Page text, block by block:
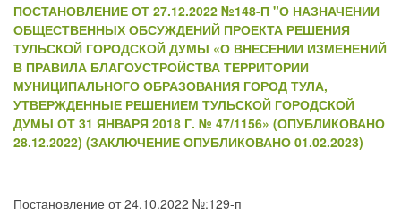
ПОСТАНОВЛЕНИЕ ОТ 27.12.2022 №148-П "О НАЗНАЧЕНИИ
ОБЩЕСТВЕННЫХ ОБСУЖДЕНИЙ ПРОЕКТА РЕШЕНИЯ
ТУЛЬСКОЙ ГОРОДСКОЙ ДУМЫ «О ВНЕСЕНИИ ИЗМЕНЕНИЙ
В ПРАВИЛА БЛАГОУСТРОЙСТВА ТЕРРИТОРИИ
МУНИЦИПАЛЬНОГО ОБРАЗОВАНИЯ ГОРОД ТУЛА,
УТВЕРЖДЕННЫЕ РЕШЕНИЕМ ТУЛЬСКОЙ ГОРОДСКОЙ
ДУМЫ ОТ 31 ЯНВАРЯ 2018 Г. № 47/1156» (ОПУБЛИКОВАНО
28.12.2022) (ЗАКЛЮЧЕНИЕ ОПУБЛИКОВАНО 01.02.2023)
Постановление от 24.10.2022 №:129-п